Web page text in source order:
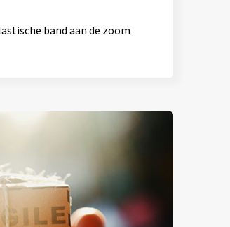
band aan de zoom